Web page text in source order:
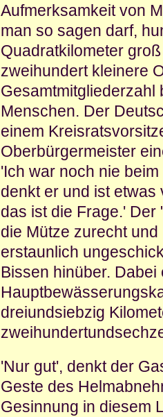
Aufmerksamkeit von
man so sagen darf,
Quadratkilometer
zweihundert kleinere
Gesamtmitgliederzahl
Menschen. Der
einem
Oberbürgermeister
'Ich war noch nie
denkt er und ist
das ist die Frage.'
die Mütze zurecht
er­staunlich
Bissen hin­über.
dreiundsiebzig
'Nur gut', denkt der
Geste des
Gesinnung in diesem